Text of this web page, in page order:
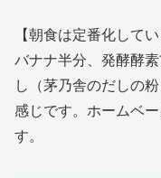
【朝食は定番化してい
バナナ半分、発酵酵
し（茅乃舎のだしの
感じです。ホームベ
す。